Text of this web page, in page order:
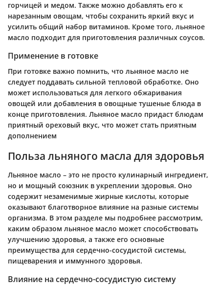
горчицей и медом. Также можно добавлять его к
нарезанным овощам, чтобы сохранить яркий вкус и
усилить общий набор витаминов. Кроме того, льняное
масло подходит для приготовления различных соусов.
Применение в готовке
При готовке важно помнить, что льняное масло не
следует поддавать сильной тепловой обработке. Оно
может использоваться для легкого обжаривания
овощей или добавления в овощные тушеные блюда в
конце приготовления. Льняное масло придаст блюдам
приятный ореховый вкус, что может стать приятным
дополнением
Польза льняного масла для здоровья
Льняное масло – это не просто кулинарный ингредиент,
но и мощный союзник в укреплении здоровья. Оно
содержит незаменимые жирные кислоты, которые
оказывают благотворное влияние на разные системы
организма. В этом разделе мы подробнее рассмотрим,
каким образом льняное масло может способствовать
улучшению здоровья, а также его основные
преимущества для сердечно-сосудистой системы,
пищеварения и иммунного здоровья.
Влияние на сердечно-сосудистую систему